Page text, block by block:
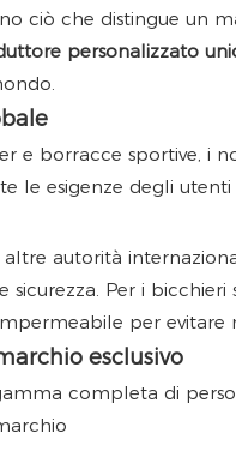
ciò che distingue un
personalizzato
e borracce sportive, i
le esigenze degli
autorità
sicurezza. Per i
per evitare
esclusivo
completa di